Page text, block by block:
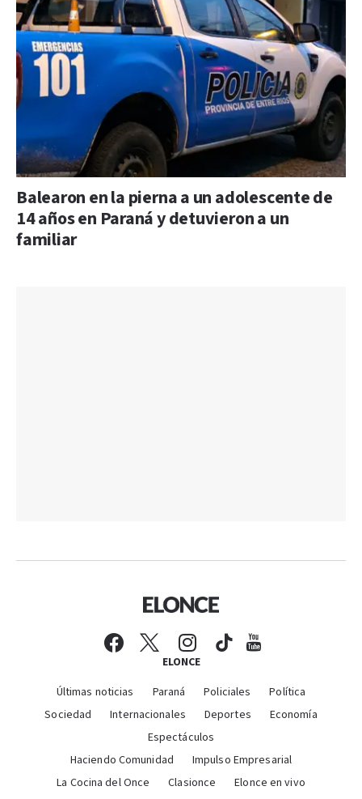
Balearon en la pierna a un adolescente de
14 años en Paraná y detuvieron a un
familiar
ELONCE
Últimas noticias Paraná Policiales
Política
Sociedad
Internacionales Deportes
Economía
Espectáculos
Haciendo Comunidad
Impulso Empresarial
La Cocina del Once
Clasionce
Elonce en vivo